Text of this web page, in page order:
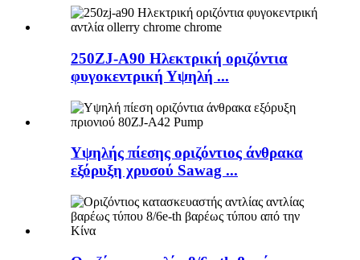
250ZJ-A90 Ηλεκτρική οριζόντια
φυγοκεντρική Υψηλή ...
Υψηλής πίεσης οριζόντιος άνθρακα
εξόρυξη χρυσού Sawag ...